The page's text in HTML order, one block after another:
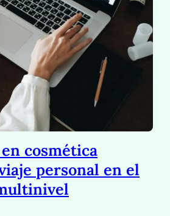
cosmética
personal en el